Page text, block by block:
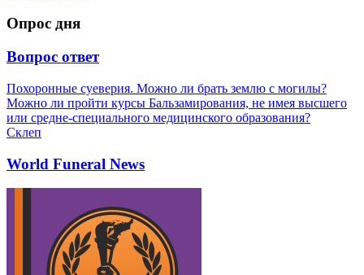
Опрос дня
Вопрос ответ
Похоронные суеверия. Можно ли брать землю с могилы?
Можно ли пройти курсы Бальзамирования, не имея высшего
или средне-специального медицинского образования?
Склеп
World Funeral News